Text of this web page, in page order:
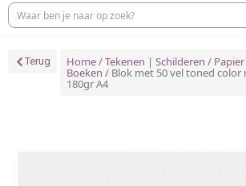
Terug Home/Tekenen | Schilderen / Papier
Boeken / Blok met 50 vel toned color
180gr A4